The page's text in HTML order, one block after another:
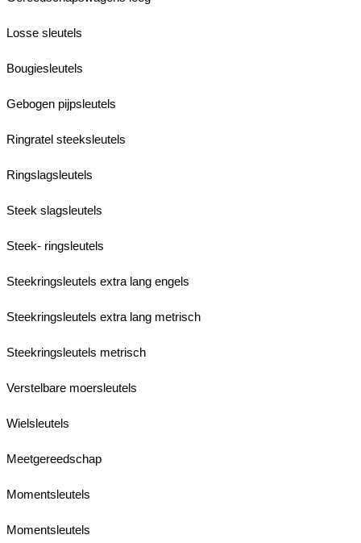
Losse sleutels
Bougiesleutels
Gebogen pijpsleutels
Ringratel steeksleutels
Ringslagsleutels
Steek slagsleutels
Steek- ringsleutels
Steekringsleutels extra lang engels
Steekringsleutels extra lang metrisch
Steekringsleutels metrisch
Verstelbare moersleutels
Wielsleutels
Meetgereedschap
Momentsleutels
Momentsleutels